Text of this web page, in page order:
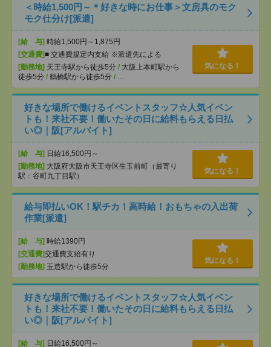
＜時給1,500円～＊好きな時にお仕事＞文房具のモク
モク仕分け[派遣]
[給 与] 時給1,500円～1,875円
[交通費]■ 交通費規定内支給 ※派遣先による
[勤務地] 天王寺駅から徒歩5分 / 大阪上本町駅から
徒歩5分 / 鶴橋駅から徒歩5分 / …
気になる！
好きな場所で働けるイベントスタッフ☆人気イベン
トも！来社不要！働いたその日に給料もらえる日払
い◎｜阪[アルバイト]
[給 与] 日給16,500円～
[勤務地] 大阪府大阪市天王寺区生玉前町（最寄り
駅：谷町九丁目駅）
気になる！
給与即払いOK！駅チカ！高時給！おもちゃの入出荷
作業[派遣]
[給 与] 時給1390円
[交通費]交通費支給有り
[勤務地] 玉造駅から徒歩5分
気になる！
好きな場所で働けるイベントスタッフ☆人気イベン
トも！来社不要！働いたその日に給料もらえる日払
い◎｜阪[アルバイト]
[給 与] 日給16,500円～